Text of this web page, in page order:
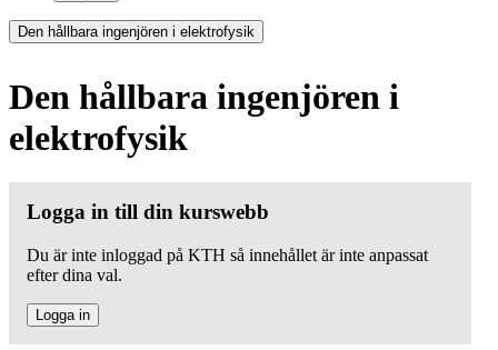
Den hållbara ingenjören i elektrofysik
Den hållbara ingenjören i
elektrofysik
Logga in till din kurswebb
Du är inte inloggad på KTH så innehållet är inte anpassat
efter dina val.
Logga in